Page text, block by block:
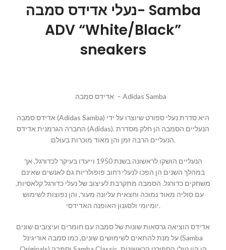
נעלי אדידס סמבה- Samba
ADV “White/Black”
sneakers
אדידס סמבה – Adidas Samba
אדידס סמבה (Adidas Samba) היא סדרת נעלי ספורט שיוצרו על ידי
החברה הגרמנית אדידס (Adidas). הנעליים הסמבה הן חלק מסדרת
הנעליים הרבה זמן והן מאוד מוכרות בעולם.
הנעליים הושקו לראשונה בשנת 1950 וייעדו בעיקר לכדורגל, אך
במהלך השנים הן הפכו לנעלי רחוב פופולריות גם לאנשים שאינם
משחקים כדורגל. הסמבה מתקרבת לעיצוב של נעלי כדורגל קלאסיות,
עם סוליה מאוד נמוכה וחצאית עליונה מעור, והן נפוצות לשימוש
יומיומי ולסגנון האופנה האדידסי.
אדידס הוציאה גרסאות שונות של סמבה עם חומרים ועיצובים שונים
על מנת להתאים לשימושים שונים, כמו סמבה אוריגינל (Samba